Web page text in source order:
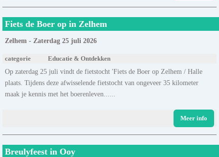
Fiets de Boer op in Zelhem
Zelhem - Zaterdag 25 juli 2026
categorie Educatie & Ontdekken
Op zaterdag 25 juli vindt de fietstocht 'Fiets de Boer op Zelhem / Halle
plaats. Tijdens deze afwisselende fietstocht van ongeveer 35 kilometer
maak je kennis met het boerenleven......
Meer info
Breulyfeest in Ooy